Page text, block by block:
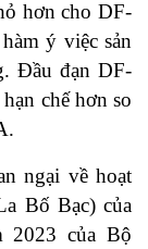
hơn cho DF-
ý việc sản
Đầu đạn DF-
chế hơn so
ngại về hoạt
Bố Bạc) của
2023 của Bộ